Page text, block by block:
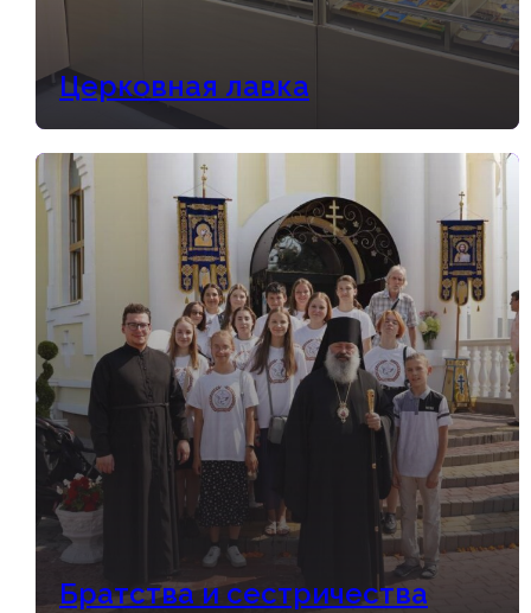
Церковная лавка
Братства и сестричества